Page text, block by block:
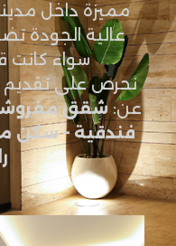
مميزة داخل
عالية الجودة
سواء كانت
نحرص على تقديم
عن: شقق
فندقية – سكن